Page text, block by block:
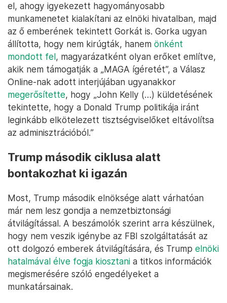
el, ahogy igyekezett hagyományosabb
munkamenetet kialakítani az elnöki hivatalban, majd
az ő emberének tekintett Gorkát is. Gorka ugyan
állította, hogy nem kirúgták, hanem önként
mondott fel, magyarázatként olyan erőket említve,
akik nem támogatják a „MAGA ígéretét”, a Válasz
Online-nak adott interjújában ugyanakkor
megerősítette, hogy „John Kelly (…) küldetésének
tekintette, hogy a Donald Trump politikája iránt
leginkább elkötelezett tisztségviselőket eltávolítsa
az adminisztrációból.”
Trump második ciklusa alatt
bontakozhat ki igazán
Most, Trump második elnöksége alatt várhatóan
már nem lesz gondja a nemzetbiztonsági
átvilágítással. A beszámolók szerint arra készülnek,
hogy nem veszik igénybe az FBI szolgáltatását az
ott dolgozó emberek átvilágítására, és Trump elnöki
hatalmával élve fogja kiosztani a titkos információk
megismerésére szóló engedélyeket a
munkatársainak.